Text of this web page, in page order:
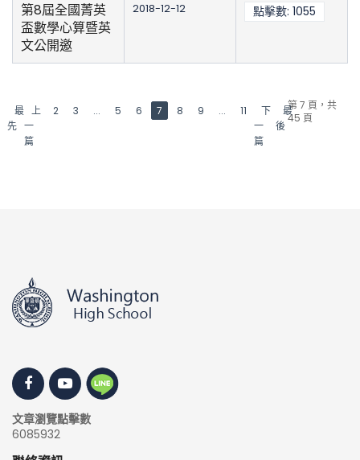
第8屆全國菁英
盃數學心算暨英
文公開邀
2018-12-12 點擊數: 1055
第 7 頁，共
45 頁
最
先
上
一
篇
2 3 ... 5 6 7 8 9 ... 11
下
一
篇
最
後
文章瀏覽點擊數
6085932